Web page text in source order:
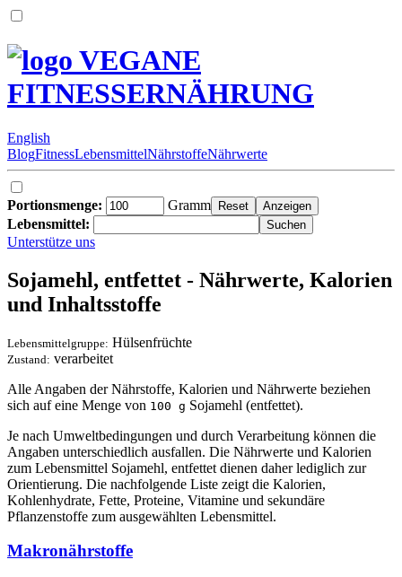
VEGANE
FITNESSERNÄHRUNG
English
BlogFitnessLebensmittelNährstoffeNährwerte
Portionsmenge:
Gramm
Lebensmittel:
Unterstütze uns
Sojamehl, entfettet - Nährwerte, Kalorien
und Inhaltsstoffe
Lebensmittelgruppe: Hülsenfrüchte
Zustand: verarbeitet
Alle Angaben der Nährstoffe, Kalorien und Nährwerte beziehen
sich auf eine Menge von 100 g Sojamehl (entfettet).
Je nach Umweltbedingungen und durch Verarbeitung können die
Angaben unterschiedlich ausfallen. Die Nährwerte und Kalorien
zum Lebensmittel Sojamehl, entfettet dienen daher lediglich zur
Orientierung. Die nachfolgende Liste zeigt die Kalorien,
Kohlenhydrate, Fette, Proteine, Vitamine und sekundäre
Pflanzenstoffe zum ausgewählten Lebensmittel.
Makronährstoffe